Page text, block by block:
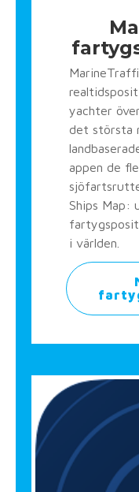
yachter
det största
appen de
Ships Map:
i världen.